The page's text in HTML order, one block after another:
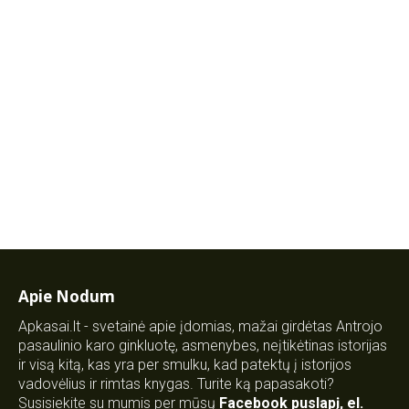
Apie Nodum
Apkasai.lt - svetainė apie įdomias, mažai girdėtas Antrojo
pasaulinio karo ginkluotę, asmenybes, neįtikėtinas istorijas
ir visą kitą, kas yra per smulku, kad patektų į istorijos
vadovėlius ir rimtas knygas. Turite ką papasakoti?
Susisiekite su mumis per mūsų Facebook puslapį, el.